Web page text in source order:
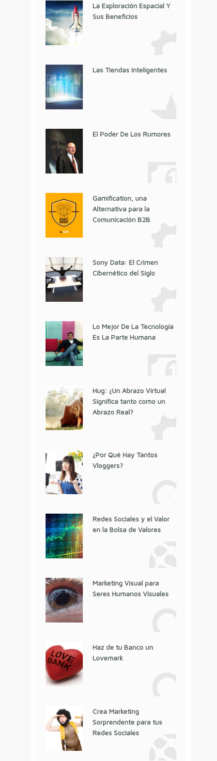
La Exploración Espacial Y
Sus Beneficios
Las Tiendas Inteligentes
El Poder De Los Rumores
Gamification, una
Alternativa para la
Comunicación B2B
Sony Data: El Crimen
Cibernético del Siglo
Lo Mejor De La Tecnología
Es La Parte Humana
Hug: ¿Un Abrazo Virtual
Significa tanto como un
Abrazo Real?
¿Por Qué Hay Tantos
Vloggers?
Redes Sociales y el Valor
en la Bolsa de Valores
Marketing Visual para
Seres Humanos Visuales
Haz de tu Banco un
Lovemark
Crea Marketing
Sorprendente para tus
Redes Sociales